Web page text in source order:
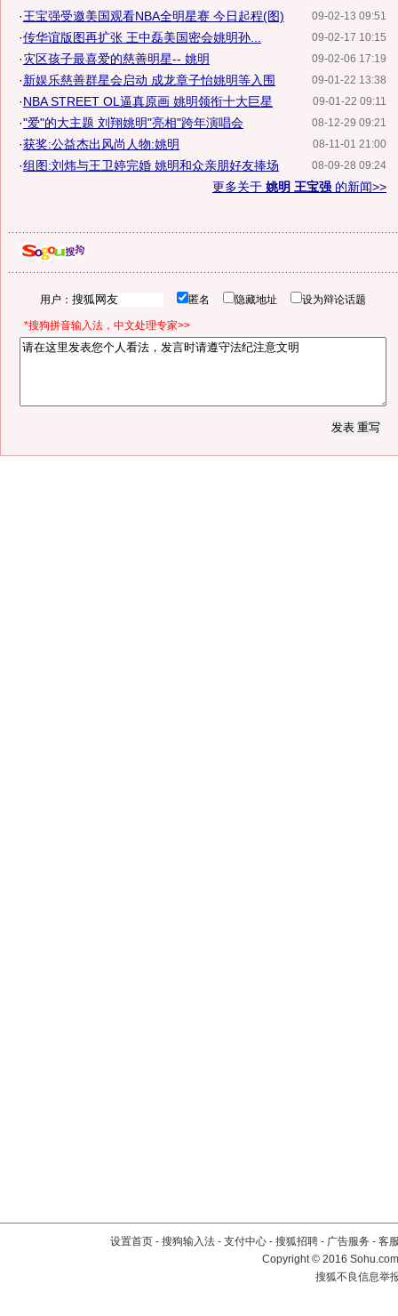
09-02-13 09:51
·王宝强受邀美国观看NBA全明星赛 今日起程(图)
09-02-17 10:15
·传华谊版图再扩张 王中磊美国密会姚明孙...
09-02-06 17:19
·灾区孩子最喜爱的慈善明星-- 姚明
09-01-22 13:38
·新娱乐慈善群星会启动 成龙章子怡姚明等入围
09-01-22 09:11
·NBA STREET OL逼真原画 姚明领衔十大巨星
08-12-29 09:21
·"爱"的大主题 刘翔姚明"亮相"跨年演唱会
08-11-01 21:00
·获奖:公益杰出风尚人物:姚明
08-09-28 09:24
·组图:刘炜与王卫婷完婚 姚明和众亲朋好友捧场
更多关于 姚明 王宝强 的新闻>>
用户： 匿名 隐藏地址 设为辩论话题
*搜狗拼音输入法，中文处理专家>>
设置首页 - 搜狗输入法 - 支付中心 - 搜狐招聘 - 广告服务 - 客
Copyright©2016
搜狐不良信息举